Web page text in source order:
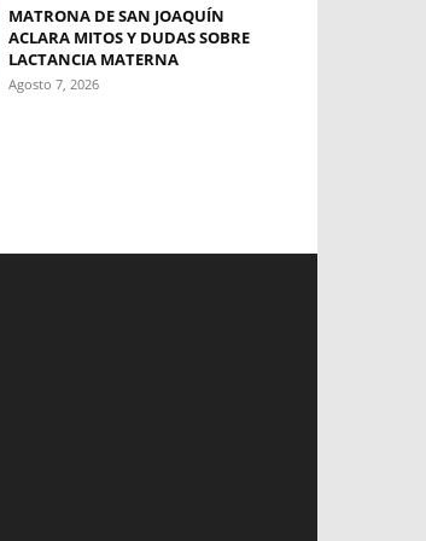
MATRONA DE SAN JOAQUÍN
ACLARA MITOS Y DUDAS SOBRE
LACTANCIA MATERNA
Agosto 7, 2026